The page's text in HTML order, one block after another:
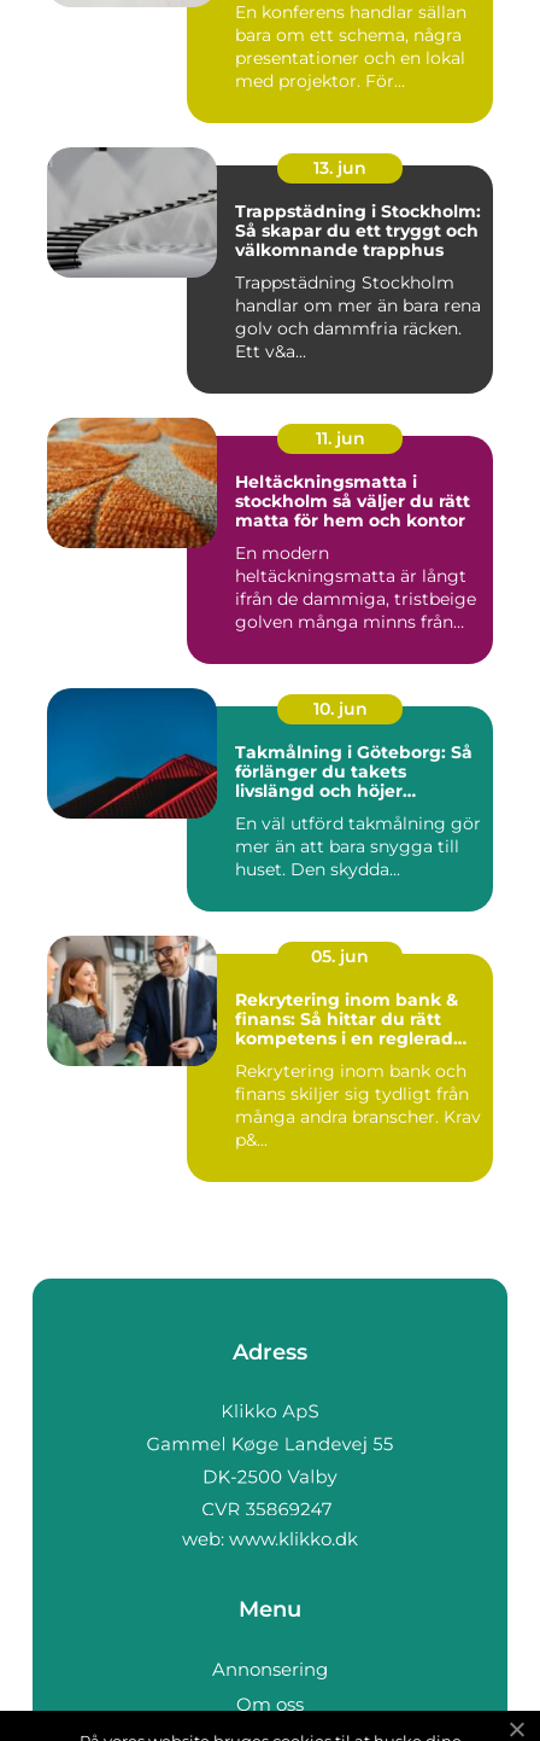
En konferens handlar sällan
bara om ett schema, några
presentationer och en lokal
med projektor. För...
13. jun
Trappstädning i Stockholm:
Så skapar du ett tryggt och
välkomnande trapphus
Trappstädning Stockholm
handlar om mer än bara rena
golv och dammfria räcken.
Ett v&a...
11. jun
Heltäckningsmatta i
stockholm så väljer du rätt
matta för hem och kontor
En modern
heltäckningsmatta är långt
ifrån de dammiga, tristbeige
golven många minns från
10. jun
Takmålning i Göteborg: Så
förlänger du takets
livslängd och höjer
En väl utförd takmålning gör
mer än att bara snygga till
huset. Den skydda...
05. jun
Rekrytering inom bank &
finans: Så hittar du rätt
kompetens i en reglerad
Rekrytering inom bank och
finans skiljer sig tydligt från
många andra branscher. Krav
p&...
Adress
web: www.klikko.dk
Menu
Annonsering
Om oss